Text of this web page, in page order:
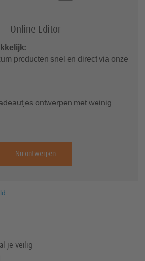
Online Editor
producten snel en direct via onze
ontwerpen met weinig
Nu ontwerpen
je veilig